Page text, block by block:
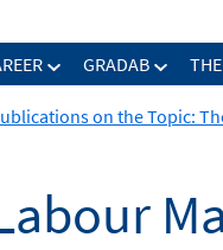
GRADAB
on the Topic: